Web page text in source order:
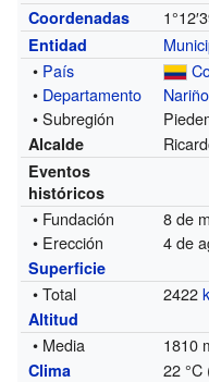
Coordenadas
Entidad
• País
• Departamento
Nariño
• Subregión
Alcalde
Eventos
históricos
• Fundación
8 de
• Erección
4 de
Superficie
• Total 2422
Altitud
• Media 1810
Clima 22 °C